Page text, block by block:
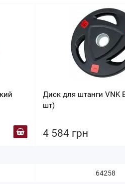
Диск для штанги VNK
шт)
4 584 грн
64258